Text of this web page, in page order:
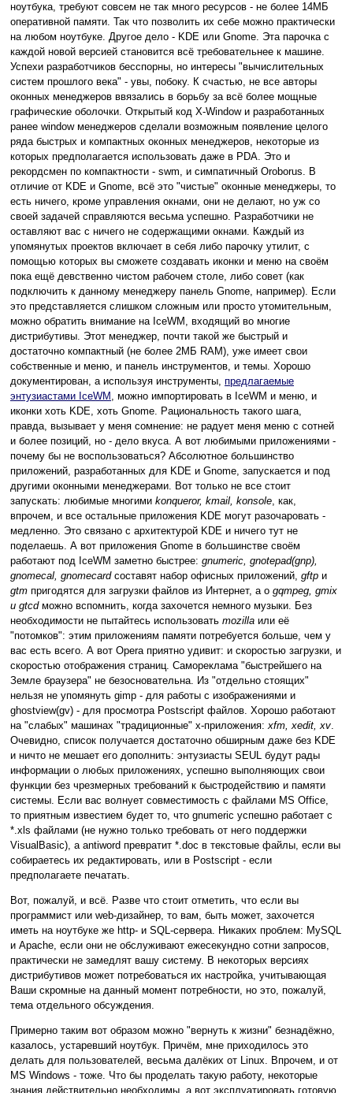
ноутбука, требуют совсем не так много ресурсов - не более 14МБ
оперативной памяти. Так что позволить их себе можно практически
на любом ноутбуке. Другое дело - KDE или Gnome. Эта парочка с
каждой новой версией становится всё требовательнее к машине.
Успехи разработчиков бесспорны, но интересы "вычислительных
систем прошлого века" - увы, побоку. К счастью, не все авторы
оконных менеджеров ввязались в борьбу за всё более мощные
графические оболочки. Открытый код X-Window и разработанных
ранее window менеджеров сделали возможным появление целого
ряда быстрых и компактных оконных менеджеров, некоторые из
которых предполагается использовать даже в PDA. Это и
рекордсмен по компактности - swm, и симпатичный Oroborus. В
отличие от KDE и Gnome, всё это "чистые" оконные менеджеры, то
есть ничего, кроме управления окнами, они не делают, но уж со
своей задачей справляются весьма успешно. Разработчики не
оставляют вас с ничего не содержащими окнами. Каждый из
упомянутых проектов включает в себя либо парочку утилит, с
помощью которых вы сможете создавать иконки и меню на своём
пока ещё девственно чистом рабочем столе, либо совет (как
подключить к данному менеджеру панель Gnome, например). Если
это представляется слишком сложным или просто утомительным,
можно обратить внимание на IceWM, входящий во многие
дистрибутивы. Этот менеджер, почти такой же быстрый и
достаточно компактный (не более 2МБ RAM), уже имеет свои
собственные и меню, и панель инструментов, и темы. Хорошо
документирован, а используя инструменты, предлагаемые
энтузиастами IceWM , можно импортировать в IceWM и меню, и
иконки хоть KDE, хоть Gnome. Рациональность такого шага,
правда, вызывает у меня сомнение: не радует меня меню с сотней
и более позиций, но - дело вкуса. А вот любимыми приложениями -
почему бы не воспользоваться? Абсолютное большинство
приложений, разработанных для KDE и Gnome, запускается и под
другими оконными менеджерами. Вот только не все стоит
запускать: любимые многими konqueror, kmail, konsole, как,
впрочем, и все остальные приложения KDE могут разочаровать -
медленно. Это связано с архитектурой KDE и ничего тут не
поделаешь. А вот приложения Gnome в большинстве своём
работают под IceWM заметно быстрее: gnumeric, gnotepad(gnp),
gnomecal, gnomecardсоставят набор офисных приложений, gftp и
gtm пригодятся для загрузки файлов из Интернет, а о gqmpeg, gmix
и gtcdможно вспомнить, когда захочется немного музыки. Без
необходимости не пытайтесь использовать mozilla или её
"потомков": этим приложениям памяти потребуется больше, чем у
вас есть всего. А вот Opera приятно удивит: и скоростью загрузки, и
скоростью отображения страниц. Самореклама "быстрейшего на
Земле браузера" не безосновательна. Из "отдельно стоящих"
нельзя не упомянуть gimp - для работы с изображениями и
ghostview(gv) - для просмотра Postscript файлов. Хорошо работают
на "слабых" машинах "традиционные" x-приложения:xfm, xedit, xv.
Очевидно, список получается достаточно обширным даже без KDE
и ничто не мешает его дополнить: энтузиасты SEUL будут рады
информации о любых приложениях, успешно выполняющих свои
функции без чрезмерных требований к быстродействию и памяти
системы. Если вас волнует совместимость с файлами MS Office,
то приятным известием будет то, что gnumeric успешно работает с
*.xls файлами (не нужно только требовать от него поддержки
VisualBasic), а antiword превратит *.doc в текстовые файлы, если вы
собираетесь их редактировать, или в Postscript - если
предполагаете печатать.
Вот, пожалуй, и всё. Разве что стоит отметить, что если вы
программист или web-дизайнер, то вам, быть может, захочется
иметь на ноутбуке же http- и SQL-сервера. Никаких проблем: MySQL
и Apache, если они не обслуживают ежесекундно сотни запросов,
практически не замедлят вашу систему. В некоторых версиях
дистрибутивов может потребоваться их настройка, учитывающая
Ваши скромные на данный момент потребности, но это, пожалуй,
тема отдельного обсуждения.
Примерно таким вот образом можно "вернуть к жизни" безнадёжно,
казалось, устаревший ноутбук. Причём, мне приходилось это
делать для пользователей, весьма далёких от Linux. Впрочем, и от
MS Windows - тоже. Что бы проделать такую работу, некоторые
знания действительно необходимы, а вот эксплуатировать готовую